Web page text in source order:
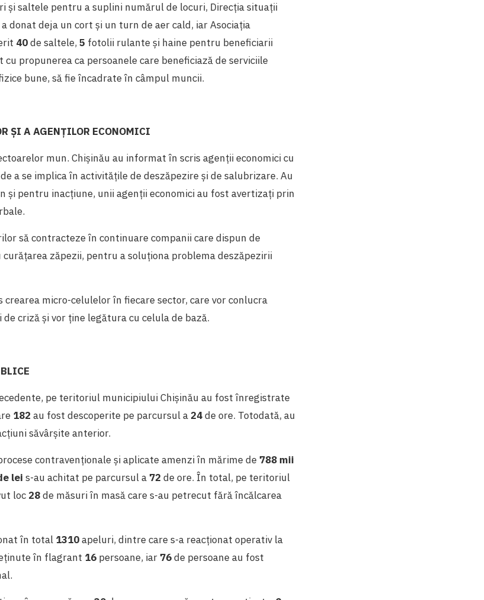
și saltele pentru a suplini numărul de locuri, Direcția situații
donat deja un cort şi un turn de aer cald, iar Asociația
40de saltele, 5 fotolii rulante și haine pentru beneficiarii
cu propunerea ca persoanele care beneficiază de serviciile
bune, să fie încadrate în câmpul muncii.
ȘI A AGENȚILOR ECONOMICI
mun. Chișinău au informat în scris agenții economici cu
a se implica în activitățile de deszăpezire și de salubrizare. Au
și pentru inacțiune, unii agenții economici au fost avertizați prin
să contracteze în continuare companii care dispun de
zăpezii, pentru a soluționa problema deszăpezirii
micro-celulelor în fiecare sector, care vor conlucra
criză și vor ține legătura cu celula de bază.
pe teritoriul municipiului Chișinău au fost înregistrate
182 au fost descoperite pe parcursul a 24de ore. Totodată, au
săvârșite anterior.
contravenționale și aplicate amenzi în mărime de 788 mii
lei s-au achitat pe parcursul a 72 de ore. În total, pe teritoriul
loc 28de măsuri în masă care s-au petrecut fără încălcarea
în total 1310apeluri, dintre care s-a reacționat operativ la
în flagrant 16 persoane, iar 76de persoane au fost